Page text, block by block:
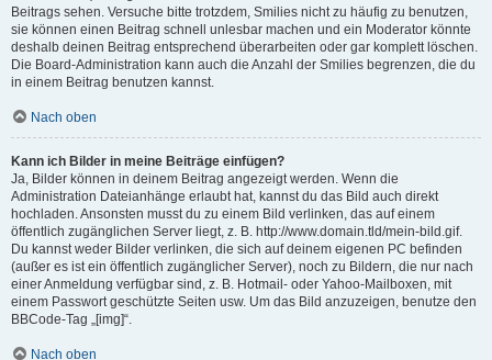
Beitrags sehen. Versuche bitte trotzdem, Smilies nicht zu häufig zu benutzen,
sie können einen Beitrag schnell unlesbar machen und ein Moderator könnte
deshalb deinen Beitrag entsprechend überarbeiten oder gar komplett löschen.
Die Board-Administration kann auch die Anzahl der Smilies begrenzen, die du
in einem Beitrag benutzen kannst.
Nach oben
Kann ich Bilder in meine Beiträge einfügen?
Ja, Bilder können in deinem Beitrag angezeigt werden. Wenn die
Administration Dateianhänge erlaubt hat, kannst du das Bild auch direkt
hochladen. Ansonsten musst du zu einem Bild verlinken, das auf einem
öffentlich zugänglichen Server liegt, z. B. http://www.domain.tld/mein-bild.gif.
Du kannst weder Bilder verlinken, die sich auf deinem eigenen PC befinden
(außer es ist ein öffentlich zugänglicher Server), noch zu Bildern, die nur nach
einer Anmeldung verfügbar sind, z. B. Hotmail- oder Yahoo-Mailboxen, mit
einem Passwort geschützte Seiten usw. Um das Bild anzuzeigen, benutze den
BBCode-Tag „[img]“.
Nach oben